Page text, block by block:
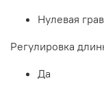
Нулевая
Регулировка
Да